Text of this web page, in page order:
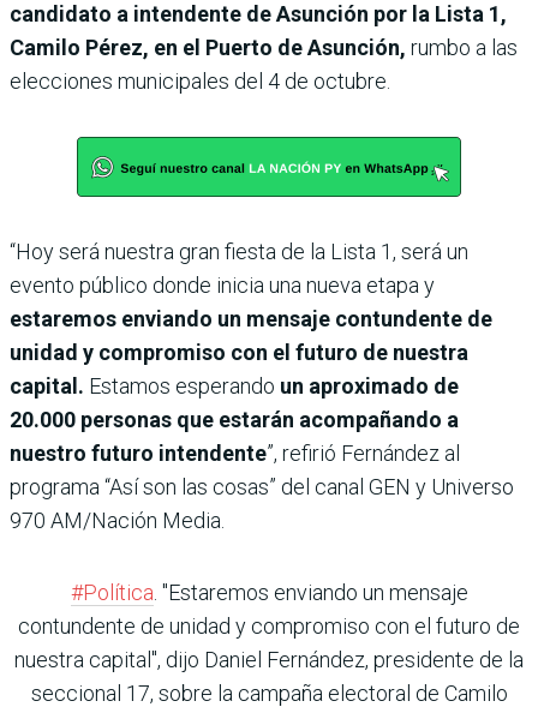
candidato a intendente de Asunción por la Lista 1,
Camilo Pérez, en el Puerto de Asunción, rumbo a las
elecciones municipales del 4 de octubre.
“Hoy será nuestra gran fiesta de la Lista 1, será un
evento público donde inicia una nueva etapa y
estaremos enviando un mensaje contundente de
unidad y compromiso con el futuro de nuestra
capital. Estamos esperando un aproximado de
20.000 personas que estarán acompañando a
nuestro futuro intendente”, refirió Fernández al
programa “Así son las cosas” del canal GEN y Universo
970 AM/Nación Media.
#Política . "Estaremos enviando un mensaje
contundente de unidad y compromiso con el futuro de
nuestra capital", dijo Daniel Fernández, presidente de la
seccional 17, sobre la campaña electoral de Camilo